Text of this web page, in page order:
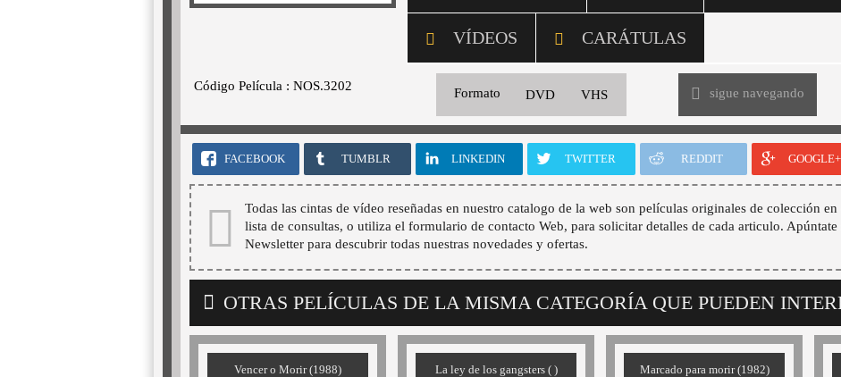
VÍDEOS CARÁTULAS
Código Película : NOS.3202
Formato DVD VHS sigue navegando
FACEBOOK TUMBLR LINKEDIN TWITTER REDDIT GOOGLE+
Todas las cintas de vídeo reseñadas en nuestro catalogo de la web son películas originales de colección
lista de consultas, o utiliza el formulario de contacto Web, para solicitar detalles de cada articulo. Apúntate
Newsletter para descubrir todas nuestras novedades y ofertas.
OTRAS PELÍCULAS DE LA MISMA CATEGORÍA QUE PUEDEN
Vencer o Morir (1988) La ley de los gangsters ( ) Marcado para morir (1982)